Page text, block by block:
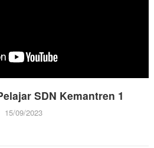
SDN Kemantren 1
15/09/2023